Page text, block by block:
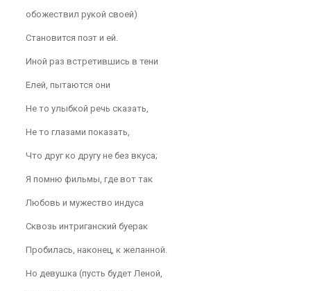
обожествил рукой своей)
Становится поэт и ей.
Иной раз встретившись в тени
Елей, пытаются они
Не то улыбкой речь сказать,
Не то глазами показать,
Что друг ко другу не без вкуса;
Я помню фильмы, где вот так
Любовь и мужество индуса
Сквозь интриганский буерак
Пробилась, наконец, к желанной.
Но девушка (пусть будет Леной,